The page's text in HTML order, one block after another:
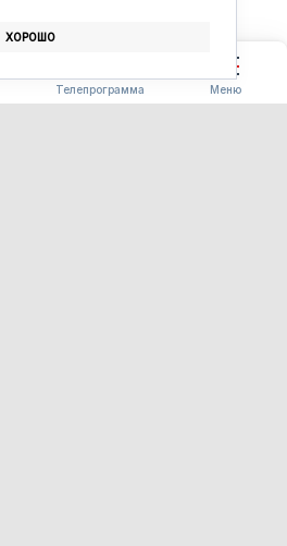
Телепрограмма Меню
ХОРОШО